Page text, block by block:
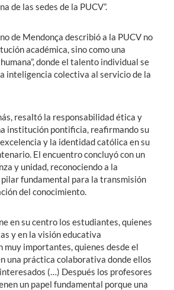
de las sedes de la PUCV”.
de Mendonça describió a la PUCV no
académica, sino como una
donde el talento individual se
inteligencia colectiva al servicio de la
resaltó la responsabilidad ética y
institución pontificia, reafirmando su
y la identidad católica en su
El encuentro concluyó con un
y unidad, reconociendo a la
pilar fundamental para la transmisión
del conocimiento.
en su centro los estudiantes, quienes
y en la visión educativa
muy importantes, quienes desde el
una práctica colaborativa donde ellos
(…) Después los profesores
un papel fundamental porque una